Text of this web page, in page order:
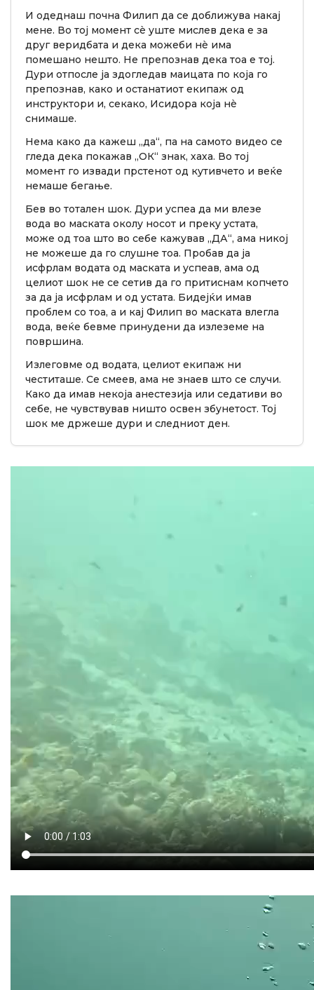
И одеднаш почна Филип да се доближува накај
мене. Во тој момент сè уште мислев дека е за
друг веридбата и дека можеби нè има
помешано нешто. Не препознав дека тоа е тој.
Дури отпосле ја здогледав маицата по која го
препознав, како и останатиот екипаж од
инструктори и, секако, Исидора која нè
снимаше.
Нема како да кажеш „да“, па на самото видео се
гледа дека покажав „ОК“ знак, хаха. Во тој
момент го извади прстенот од кутивчето и веќе
немаше бегање.
Бев во тотален шок. Дури успеа да ми влезе
вода во маската околу носот и преку устата,
може од тоа што во себе кажував „ДА“, ама никој
не можеше да го слушне тоа. Пробав да ја
исфрлам водата од маската и успеав, ама од
целиот шок не се сетив да го притиснам копчето
за да ја исфрлам и од устата. Бидејќи имав
проблем со тоа, а и кај Филип во маската влегла
вода, веќе бевме принудени да излеземе на
површина.
Излеговме од водата, целиот екипаж ни
честиташе. Се смеев, ама не знаев што се случи.
Како да имав некоја анестезија или седативи во
себе, не чувствував ништо освен збунетост. Тој
шок ме држеше дури и следниот ден.